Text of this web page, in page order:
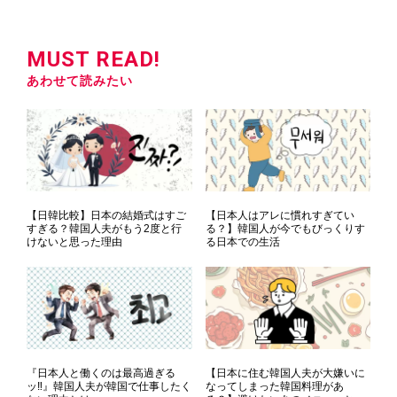
MUST READ!
あわせて読みたい
【日韓比較】日本の結婚式はすご
すぎる？韓国人夫がもう2度と行
けないと思った理由
【日本人はアレに慣れすぎてい
る？】韓国人が今でもびっくりす
る日本での生活
『日本人と働くのは最高過ぎる
ッ‼』韓国人夫が韓国で仕事したく
【日本に住む韓国人夫が大嫌いに
なってしまった韓国料理があ